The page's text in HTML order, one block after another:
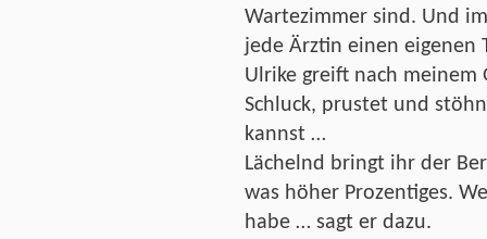
Wartezimmer sind. Und
jede Ärztin einen eigenen
Ulrike greift nach
Schluck, prustet und
kannst …
Lächelnd bringt ihr der
was höher Prozentiges.
habe … sagt er dazu.